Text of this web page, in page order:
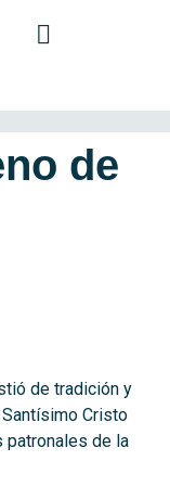
de
de tradición y
Cristo
patronales de la